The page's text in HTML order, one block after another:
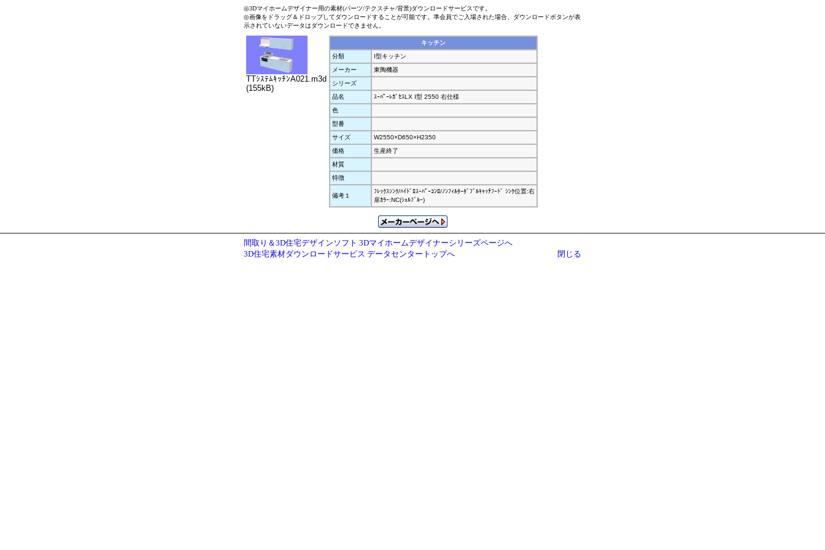
◎3Dマイホームデザイナー用の素材(パーツ/テクスチャ/背景)ダウンロードサービスです。
◎画像をドラッグ＆ドロップしてダウンロードすることが可能です。準会員でご入場された場合、ダウンロードボタンが表
示されていないデータはダウンロードできません。
TTｼｽﾃﾑｷｯﾁﾝA021.m3d
(155kB)
キッチン
分類
I型キッチン
メーカー
東陶機器
シリーズ
品名
ｽｰﾊﾟｰﾚｶﾞｾｽLX I型 2550 右仕様
色
型番
サイズ
W2550×D650×H2350
価格
生産終了
材質
特徴
備考１
ﾌﾚｯｸｽｼﾝｸ/ﾊｲﾄﾞﾛｽｰﾊﾟｰｺﾝﾛ/ﾉﾝﾌｨﾙﾀｰﾀﾞﾌﾞﾙｷｬｯﾁﾌｰﾄﾞ ｼﾝｸ位置:右
扉ｶﾗｰ:NC(ｼｪﾙﾌﾞﾙｰ)
間取り＆3D住宅デザインソフト 3Dマイホームデザイナーシリーズページへ
3D住宅素材ダウンロードサービス データセンタートップへ
閉じる